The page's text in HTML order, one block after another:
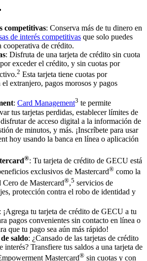
competitivas: Conserva más de tu dinero en
de interés competitivas que solo puedes
cooperativa de crédito.
: Disfruta de una tarjeta de crédito sin cuota
exceder el crédito, y sin cuotas por
2 Esta tarjeta tiene cuotas por
el extranjero, pagos morosos y pagos
: Card Management3 te permite
tus tarjetas perdidas, establecer límites de
de acceso digital a la información de
de minutos, y más. ¡Inscríbete para usar
hoy usando la banca en línea o aplicación
®: Tu tarjeta de crédito de GECU está
exclusivos de Mastercard® como la
Cero de Mastercard®,5 servicios de
protección contra el robo de identidad y
: ¡Agrega tu tarjeta de crédito de GECU a tu
pagos convenientes sin contacto en línea o
que tu pago sea aún más rápido!
saldo: ¿Cansado de las tarjetas de crédito
interés? Transfiere tus saldos a una tarjeta de
Mastercard® sin cuotas y con